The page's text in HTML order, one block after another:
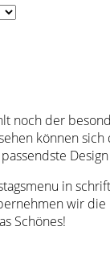
noch der
können sich
in
wir
Schönes!